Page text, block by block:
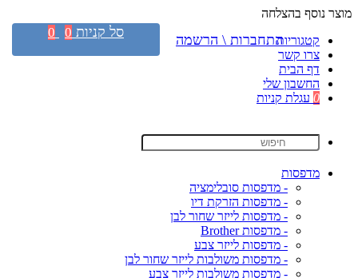
מוצר נוסף בהצלחה
קטגוריות
צרו קשר
דף הבית
החשבון שלי
0 עגלת קניות
מדפסות
- מדפסות סובלימציה
- מדפסות הזרקת דיו
- מדפסות לייזר שחור לבן
- מדפסות Brother
- מדפסות לייזר צבע
- מדפסות משולבות לייזר שחור לבן
- מדפסות משולבות לייזר צבע
התחברות \ הרשמה סל קניות 0
0